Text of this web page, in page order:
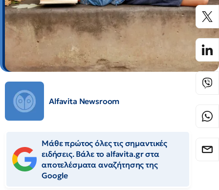
Alfavita Newsroom
Μάθε πρώτος όλες τις σημαντικές
ειδήσεις. Βάλε το alfavita.gr στα
αποτελέσματα αναζήτησης της
Google